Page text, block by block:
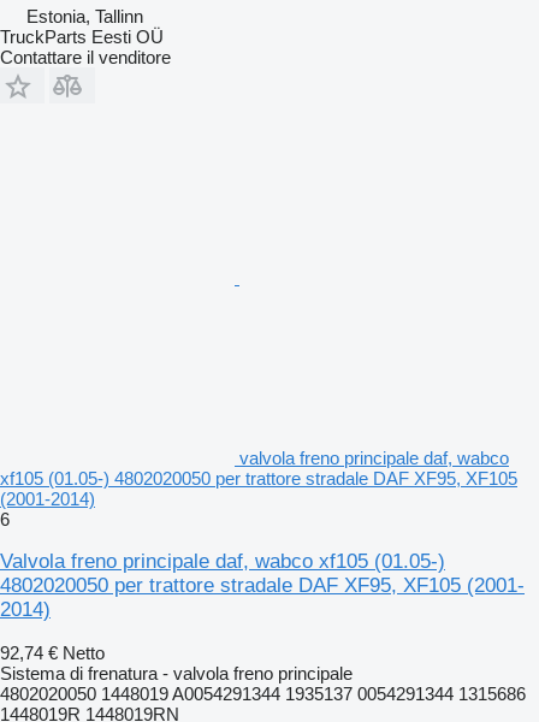
Estonia, Tallinn
TruckParts Eesti OÜ
Contattare il venditore
valvola freno principale daf, wabco
xf105 (01.05-) 4802020050 per trattore stradale DAF XF95, XF105
(2001-2014)
6
Valvola freno principale daf, wabco xf105 (01.05-)
4802020050 per trattore stradale DAF XF95, XF105 (2001-
2014)
92,74 € Netto
Sistema di frenatura - valvola freno principale
4802020050 1448019 A0054291344 1935137 0054291344 1315686
1448019R 1448019RN